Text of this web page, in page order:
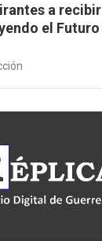
a
el Futuro